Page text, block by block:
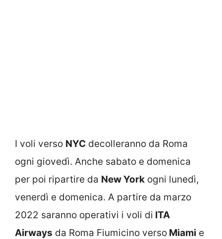
I voli verso NYC decolleranno da Roma
ogni giovedì. Anche sabato e domenica
per poi ripartire da New York ogni lunedì,
venerdì e domenica. A partire da marzo
2022 saranno operativi i voli di ITA
Airways da Roma Fiumicino verso Miami e